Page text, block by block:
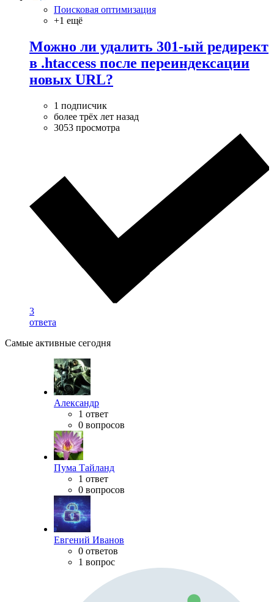
Поисковая оптимизация
+1 ещё
Можно ли удалить 301-ый редирект
в .htaccess после переиндексации
новых URL?
1 подписчик
более трёх лет назад
3053 просмотра
3
ответа
Самые активные сегодня
Александр
1 ответ
0 вопросов
Пума Тайланд
1 ответ
0 вопросов
Евгений Иванов
0 ответов
1 вопрос